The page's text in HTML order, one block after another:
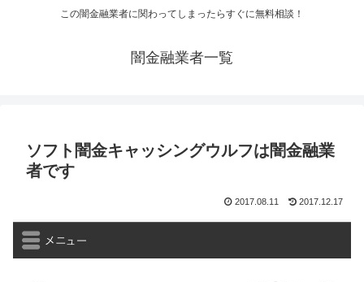
この闇金融業者に関わってしまったらすぐに無料相談！
闇金融業者一覧
ソフト闇金キャッシングウルフは闇金融業
者です
2017.08.11 2017.12.17